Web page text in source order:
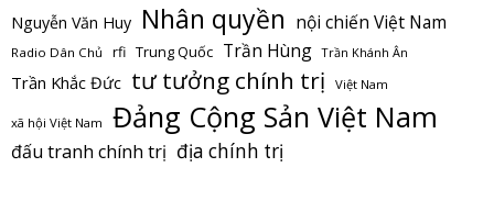
Nguyễn Văn Huy Nhân quyền nội chiến Việt Nam
Radio Dân Chủ rfi Trung Quốc Trần Hùng Trần Khánh Ân
Trần Khắc Đức tư tưởng chính trị Việt Nam
xã hội Việt Nam Đảng Cộng Sản Việt Nam
đấu tranh chính trị địa chính trị